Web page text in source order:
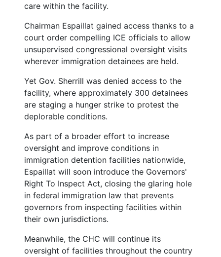
care within the facility.
Chairman Espaillat gained access thanks to a
court order compelling ICE officials to allow
unsupervised congressional oversight visits
wherever immigration detainees are held.
Yet Gov. Sherrill was denied access to the
facility, where approximately 300 detainees
are staging a hunger strike to protest the
deplorable conditions.
As part of a broader effort to increase
oversight and improve conditions in
immigration detention facilities nationwide,
Espaillat will soon introduce the Governors'
Right To Inspect Act, closing the glaring hole
in federal immigration law that prevents
governors from inspecting facilities within
their own jurisdictions.
Meanwhile, the CHC will continue its
oversight of facilities throughout the country